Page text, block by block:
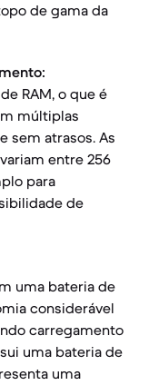
de gama da
RAM, o que é
múltiplas
sem atrasos. As
entre 256
para
de
uma bateria de
considerável
carregamento
uma bateria de
uma